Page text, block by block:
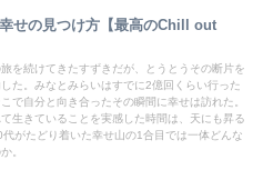
せの見つけ方【最高のChill out
を続けてきたすずきだが、とうとうその断片を
た。みなとみらいはすでに2億回くらい行った
で自分と向き合ったその瞬間に幸せは訪れた。
生きていることを実感した時間は、天にも昇る
がたどり着いた幸せ山の1合目では一体どんな
。